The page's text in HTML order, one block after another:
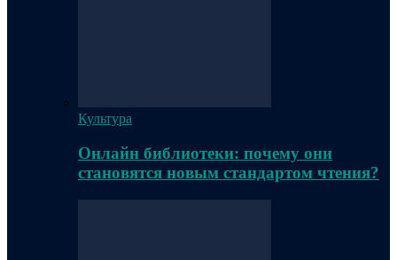
Культура
Онлайн библиотеки: почему они
становятся новым стандартом чтения?